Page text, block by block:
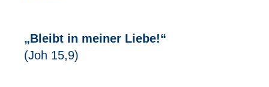
„Bleibt in meiner Liebe!“
(Joh 15,9)